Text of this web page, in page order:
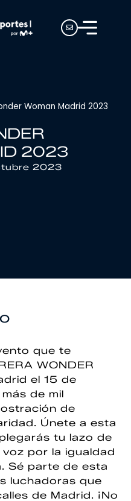
Woman Madrid 2023
2023
2023
que te
WONDER
el 15 de
de mil
de
Únete a esta
tu lazo de
por la igualdad
Sé parte de esta
luchadoras que
de Madrid. ¡No